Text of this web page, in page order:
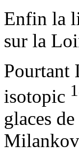
Enfin la
sur la
Pourtant
isotopic
glaces